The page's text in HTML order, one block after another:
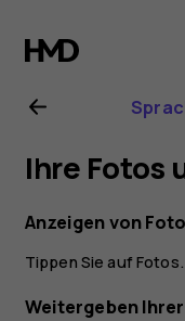
Nokia
T20
Ihre Fotos
Anzeigen von
Tippen Sie aufFotos.
Weitergeben